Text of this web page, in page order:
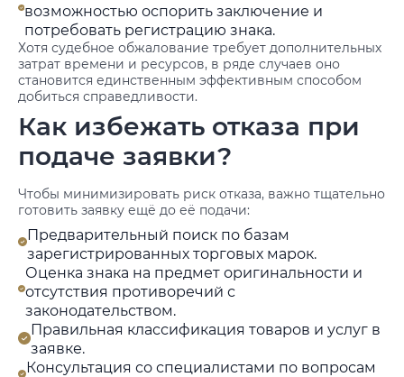
возможностью оспорить заключение и
потребовать регистрацию знака.
Хотя судебное обжалование требует дополнительных
затрат времени и ресурсов, в ряде случаев оно
становится единственным эффективным способом
добиться справедливости.
Как избежать отказа при
подаче заявки?
Чтобы минимизировать риск отказа, важно тщательно
готовить заявку ещё до её подачи:
Предварительный поиск по базам
зарегистрированных торговых марок.
Оценка знака на предмет оригинальности и
отсутствия противоречий с
законодательством.
Правильная классификация товаров и услуг в
заявке.
Консультация со специалистами по вопросам